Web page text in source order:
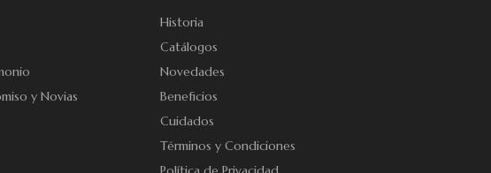
y Novias
Historia
Catálogos
Novedades
Beneficios
Cuidados
Términos y Condiciones